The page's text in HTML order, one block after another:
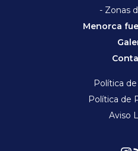
- Zonas
Menorca
Política
Política de
Aviso